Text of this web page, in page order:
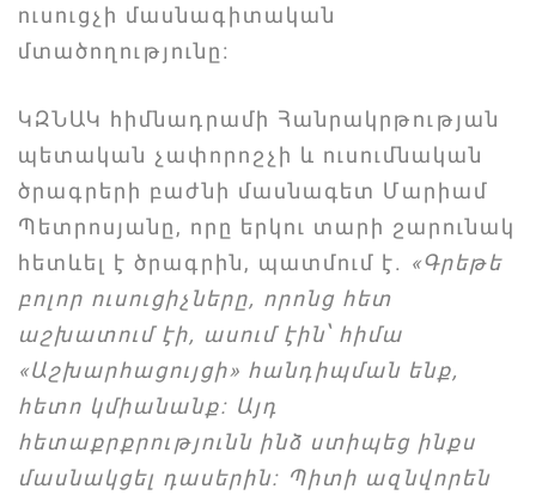
ուսուցչի մասնագիտական
մտածողությունը։
ԿԶՆԱԿ հիմնադրամի Հանրակրթության
պետական չափորոշչի և ուսումնական
ծրագրերի բաժնի մասնագետ Մարիամ
Պետրոսյանը, որը երկու տարի շարունակ
հետևել է ծրագրին, պատմում է. «Գրեթե
բոլոր ուսուցիչները, որոնց հետ
աշխատում էի, ասում էին՝ հիմա
«Աշխարհացույցի» հանդիպման ենք,
հետո կմիանանք։ Այդ
հետաքրքրությունն ինձ ստիպեց ինքս
մասնակցել դասերին։ Պիտի ազնվորեն